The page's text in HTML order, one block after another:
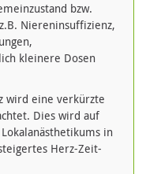
bzw.
Niereninsuffizienz,
kleinere Dosen
wird eine verkürzte
Dies wird auf
in
Herz-Zeit-